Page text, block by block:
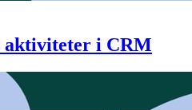
aktiviteter i CRM